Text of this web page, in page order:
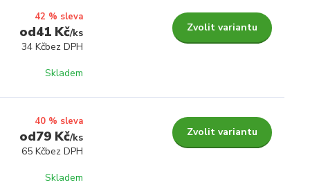
42 % sleva
41 Kč/ks
34 Kčbez DPH
Skladem
Zvolit variantu
40 % sleva
79 Kč/ks
65 Kčbez DPH
Skladem
Zvolit variantu